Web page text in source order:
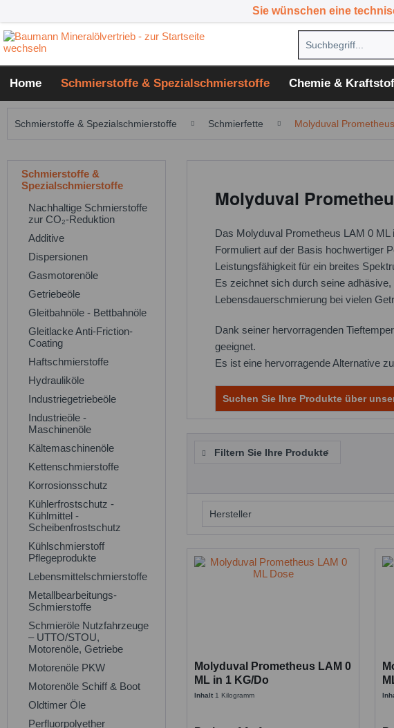
Sie wünschen eine
Home Schmierstoffe & Spezialschmierstoffe Chemie &
Schmierstoffe & Spezialschmierstoffe Schmierfette Molyduval
Schmierstoffe &
Spezialschmierstoffe
Nachhaltige Schmierstoffe
zur CO₂-Reduktion
Additive
Dispersionen
Gasmotorenöle
Getriebeöle
Gleitbahnöle - Bettbahnöle
Gleitlacke Anti-Friction-
Coating
Haftschmierstoffe
Hydrauliköle
Industriegetriebeöle
Industrieöle -
Maschinenöle
Kältemaschinenöle
Kettenschmierstoffe
Korrosionsschutz
Kühlerfrostschutz -
Kühlmittel -
Scheibenfrostschutz
Kühlschmierstoff
Pflegeprodukte
Lebensmittelschmierstoffe
Metallbearbeitungs-
Schmierstoffe
Schmieröle Nutzfahrzeuge
– UTTO/STOU,
Motorenöle, Getriebe
Motorenöle PKW
Motorenöle Schiff & Boot
Oldtimer Öle
Perfluorpolyether
Molyduval
Das Molyduval Prometheus LAM 0
Formuliert auf der Basis hochwertiger
Leistungsfähigkeit für ein breites
Es zeichnet sich durch seine
Lebensdauerschmierung bei vielen
Dank seiner hervorragenden
geeignet.
Es ist eine hervorragende Alternative
Suchen Sie Ihre Produkte über
Filtern Sie Ihre Produkte
Hersteller
Molyduval Prometheus LAM 0
ML in 1 KG/Do
Synthethisches
Inhalt 1 Kilogramm